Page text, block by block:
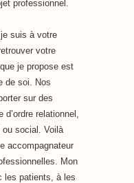
professionnel.
suis à votre
votre
je propose est
de soi. Nos
sur des
d’ordre relationnel,
social. Voilà
accompagnateur
Mon
les patients, à les